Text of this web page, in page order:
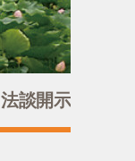
法談開示